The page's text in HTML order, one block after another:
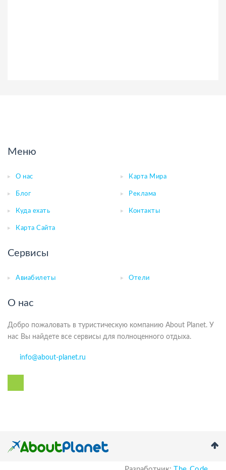
Меню
О нас Карта Мира
Блог Реклама
Куда ехать Контакты
Карта Сайта
Сервисы
Авиабилеты Отели
О нас
Добро пожаловать в туристическую компанию About Planet. У
нас Вы найдете все сервисы для полноценного отдыха.
info@about-planet.ru